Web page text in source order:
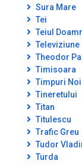
Sura Mare
Tei
Teiul
Televiziune
Theodor
Timisoara
Timpuri Noi
Tineretului
Titan
Titulescu
Trafic Greu
Tudor
Turda